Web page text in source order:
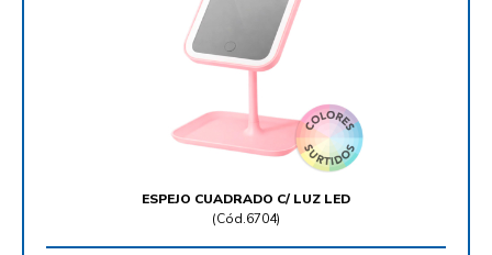
ESPEJO CUADRADO C/ LUZ LED
(Cód.6704)